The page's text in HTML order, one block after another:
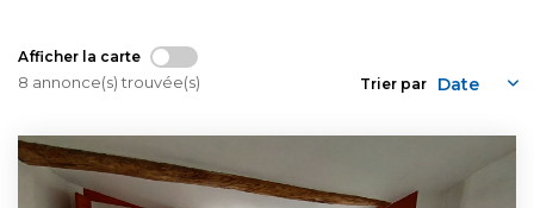
Afficher la carte
8 annonce(s) trouvée(s) Trier par